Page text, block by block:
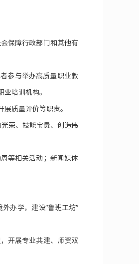
保障行政部门和其他有
参与举办高质量职业教
培训机构。
质量评价等职责。
荣、技能宝贵、创造伟
等相关活动；新闻媒体
办学，建设“鲁班工坊”
开展专业共建、师资双